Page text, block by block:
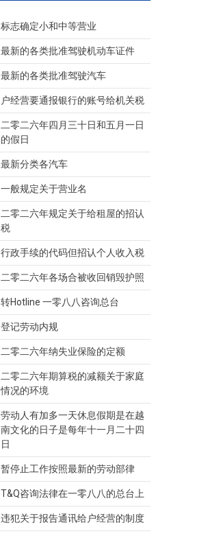
律师
律师 Mộng Huyền
04/04/2020
标志确定小和中等营业
最新的各类批准驾驶机动车证件
最新的各类批准驾驶汽车
户经营要通报银行的账号给机关税
二零二六年四月三十日和五月一日
的假日
最新分类各汽车
一般规定关于营业名
二零二六年规定关于给租屋的招认
税
行政手续的代码但招认个人收入税
二零二六年各场合被收回销毁护照
转Hotline 一零八八咨询总台
登记劳动内规
二零二六年纳失业保险的定额
二零二六年期算税的减额关于家庭
情况的环境
劳动人有加多一天休息假期是在越
南文化的日子是每年十一月二十四
日
暂停止工作按照最新的劳动部律
T&Q咨询法律在一零八八的总台上
违犯关于报告通讯给户经营的制度